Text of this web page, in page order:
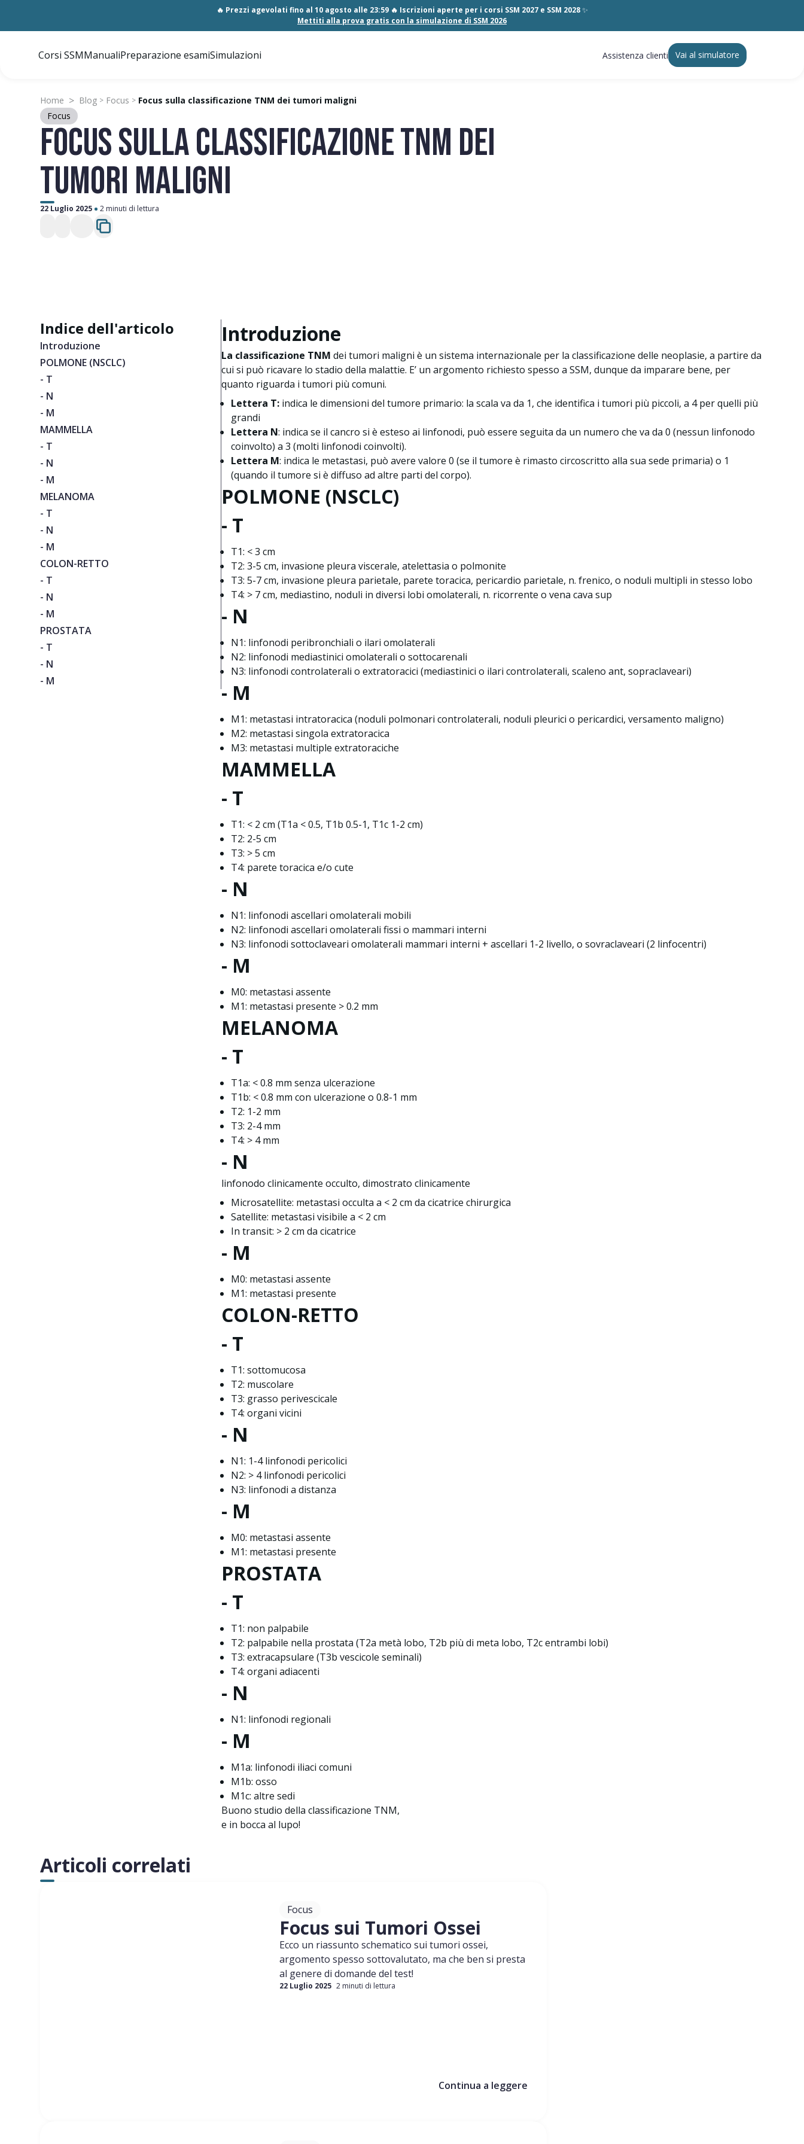
🔥 Prezzi agevolati fino al 10 agosto alle 23:59 🔥 Iscrizioni aperte per i corsi SSM 2027 e SSM 2028✨
Mettiti alla prova gratis con la simulazione di SSM 2026
Corsi SSMManualiPreparazione esamiSimulazioni Assistenza clienti Vai al simulatore
Home > Blog > Focus > Focus sulla classificazione TNM dei tumori maligni
Focus
FOCUS SULLA CLASSIFICAZIONE TNM DEI
TUMORI MALIGNI
22 Luglio 2025 2 minuti di lettura
Indice dell'articolo
Introduzione
POLMONE (NSCLC)
- T
- N
- M
MAMMELLA
- T
- N
- M
MELANOMA
- T
- N
- M
COLON-RETTO
- T
- N
- M
PROSTATA
- T
- N
- M
Introduzione
La classificazione TNM dei tumori maligni è un sistema internazionale per la classificazione delle neoplasie, a partire da
cui si può ricavare lo stadio della malattie. E’ un argomento richiesto spesso a SSM, dunque da imparare bene, per
quanto riguarda i tumori più comuni.
Lettera T:indica le dimensioni del tumore primario: la scala va da 1, che identifica i tumori più piccoli, a 4 per quelli più
grandi
Lettera N: indica se il cancro si è esteso ai linfonodi, può essere seguita da un numero che va da 0 (nessun linfonodo
coinvolto) a 3 (molti linfonodi coinvolti).
Lettera M: indica le metastasi, può avere valore 0 (se il tumore è rimasto circoscritto alla sua sede primaria) o 1
(quando il tumore si è diffuso ad altre parti del corpo).
POLMONE (NSCLC)
- T
T1: < 3 cm
T2: 3-5 cm, invasione pleura viscerale, atelettasia o polmonite
T3: 5-7 cm, invasione pleura parietale, parete toracica, pericardio parietale, n. frenico, o noduli multipli in stesso lobo
T4: > 7 cm, mediastino, noduli in diversi lobi omolaterali, n. ricorrente o vena cava sup
- N
N1: linfonodi peribronchiali o ilari omolaterali
N2: linfonodi mediastinici omolaterali o sottocarenali
N3: linfonodi controlaterali o extratoracici (mediastinici o ilari controlaterali, scaleno ant, sopraclaveari)
- M
M1: metastasi intratoracica (noduli polmonari controlaterali, noduli pleurici o pericardici, versamento maligno)
M2: metastasi singola extratoracica
M3: metastasi multiple extratoraciche
MAMMELLA
- T
T1: < 2 cm (T1a < 0.5, T1b 0.5-1, T1c 1-2 cm)
T2: 2-5 cm
T3: > 5 cm
T4: parete toracica e/o cute
- N
N1: linfonodi ascellari omolaterali mobili
N2: linfonodi ascellari omolaterali fissi o mammari interni
N3: linfonodi sottoclaveari omolaterali mammari interni + ascellari 1-2 livello, o sovraclaveari (2 linfocentri)
- M
M0: metastasi assente
M1: metastasi presente > 0.2 mm
MELANOMA
- T
T1a: < 0.8 mm senza ulcerazione
T1b: < 0.8 mm con ulcerazione o 0.8-1 mm
T2: 1-2 mm
T3: 2-4 mm
T4: > 4 mm
- N
linfonodo clinicamente occulto, dimostrato clinicamente
Microsatellite: metastasi occulta a < 2 cm da cicatrice chirurgica
Satellite: metastasi visibile a < 2 cm
In transit: > 2 cm da cicatrice
- M
M0: metastasi assente
M1: metastasi presente
COLON-RETTO
- T
T1: sottomucosa
T2: muscolare
T3: grasso perivescicale
T4: organi vicini
- N
N1: 1-4 linfonodi pericolici
N2: > 4 linfonodi pericolici
N3: linfonodi a distanza
- M
M0: metastasi assente
M1: metastasi presente
PROSTATA
- T
T1: non palpabile
T2: palpabile nella prostata (T2a metà lobo, T2b più di meta lobo, T2c entrambi lobi)
T3: extracapsulare (T3b vescicole seminali)
T4: organi adiacenti
- N
N1: linfonodi regionali
- M
M1a: linfonodi iliaci comuni
M1b: osso
M1c: altre sedi
Buono studio della classificazione TNM,
e in bocca al lupo!
Articoli correlati
Focus
Focus sui Tumori Ossei
Ecco un riassunto schematico sui tumori ossei,
argomento spesso sottovalutato, ma che ben si presta
al genere di domande del test!
22 Luglio 2025 2 minuti di lettura
Continua a leggere